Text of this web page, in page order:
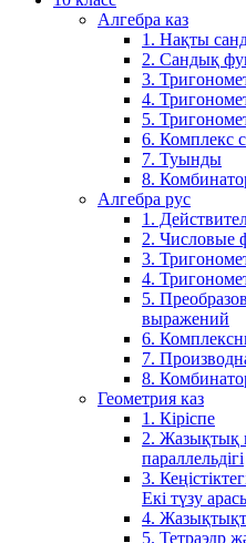
Алгебра каз
1. Нақты
2. Сандық
3.
4.
5.
6. Комплекс
7. Туынды
8.
Алгебра рус
1.
2. Числовые
3.
4.
5.
выражений
6.
7.
8.
Геометрия каз
1. Кіріспе
2. Жазықтық
параллельдігі
3.
Екі түзу
4.
5. Тетраэдр